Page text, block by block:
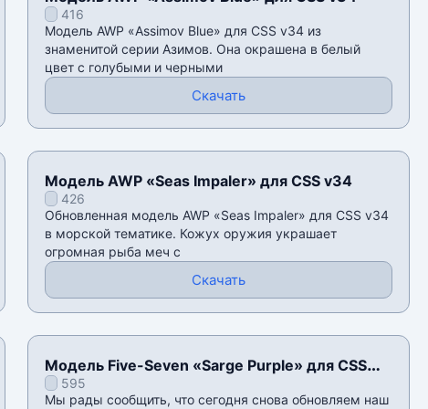
416
Модель AWP «Assimov Blue» для CSS v34 из
знаменитой серии Азимов. Она окрашена в белый
цвет с голубыми и черными
Скачать
Модель AWP «Seas Impaler» для CSS v34
426
Обновленная модель AWP «Seas Impaler» для CSS v34
в морской тематике. Кожух оружия украшает
огромная рыба меч с
Скачать
Модель Five-Seven «Sarge Purple» для CSS
v34595
Мы рады сообщить, что сегодня снова обновляем наш